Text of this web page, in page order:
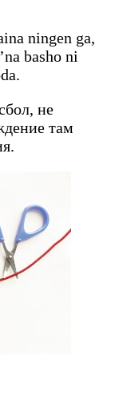
ningen ga,
basho ni
не
там